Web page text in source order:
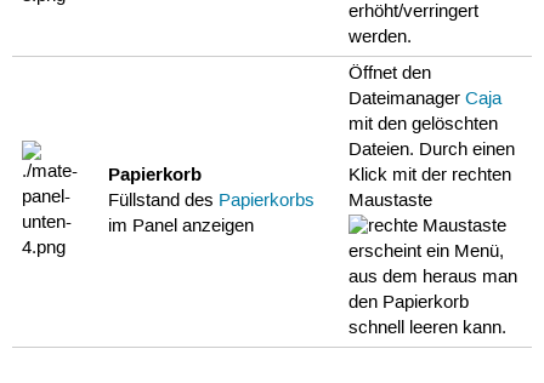
erhöht/verringert
werden.
Papierkorb
Füllstand des Papierkorbs
im Panel anzeigen
Öffnet den
DateimanagerCaja
mit den gelöschten
Dateien. Durch einen
Klick mit der rechten
Maustaste
erscheint ein Menü,
aus dem heraus man
den Papierkorb
schnell leeren kann.